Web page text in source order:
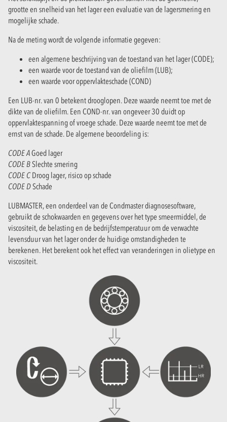
grootte en snelheid van het lager een evaluatie van de lagersmering en
mogelijke schade.
Na de meting wordt de volgende informatie gegeven:
een algemene beschrijving van de toestand van het lager (CODE);
een waarde voor de toestand van de oliefilm (LUB);
een waarde voor oppervlakteschade (COND)
Een LUB-nr. van 0 betekent drooglopen. Deze waarde neemt toe met de
dikte van de oliefilm. Een COND-nr. van ongeveer 30 duidt op
oppervlaktespanning of vroege schade. Deze waarde neemt toe met de
ernst van de schade. De algemene beoordeling is:
CODE AGoed lager
CODE BSlechte smering
CODE CDroog lager, risico op schade
CODE DSchade
LUBMASTER, een onderdeel van de Condmaster diagnosesoftware,
gebruikt de schokwaarden en gegevens over het type smeermiddel, de
viscositeit, de belasting en de bedrijfstemperatuur om de verwachte
levensduur van het lager onder de huidige omstandigheden te
berekenen. Het berekent ook het effect van veranderingen in olietype en
viscositeit.